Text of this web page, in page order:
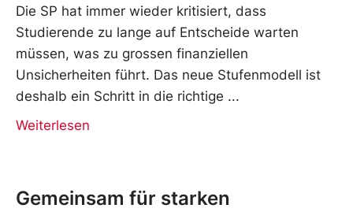
Die SP hat immer wieder kritisiert, dass
Studierende zu lange auf Entscheide warten
müssen, was zu grossen finanziellen
Unsicherheiten führt. Das neue Stufenmodell ist
deshalb ein Schritt in die richtige
Weiterlesen
Gemeinsam für starken